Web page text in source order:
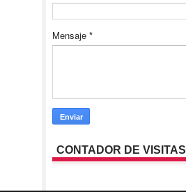
Mensaje *
CONTADOR DE VISITAS